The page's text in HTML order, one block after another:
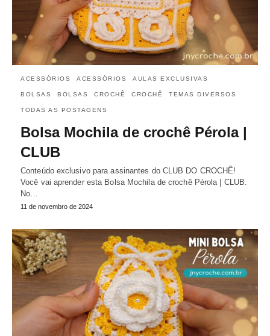
ACESSÓRIOS ACESSÓRIOS AULAS EXCLUSIVAS
BOLSAS BOLSAS CROCHÊ CROCHÊ TEMAS DIVERSOS
TODAS AS POSTAGENS
Bolsa Mochila de crochê Pérola |
CLUB
Conteúdo exclusivo para assinantes do CLUB DO CROCHÊ!
Você vai aprender esta Bolsa Mochila de crochê Pérola | CLUB.
No…
11 de novembro de 2024